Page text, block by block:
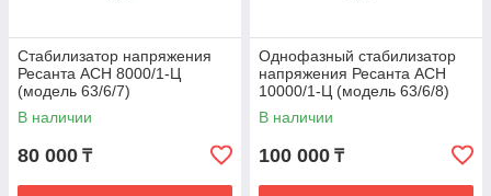
Стабилизатор напряжения
Ресанта АСН 8000/1-Ц
(модель 63/6/7)
В наличии
80 000 ₸
Однофазный стабилизатор
напряжения Ресанта АСН
10000/1-Ц (модель 63/6/8)
В наличии
100 000 ₸